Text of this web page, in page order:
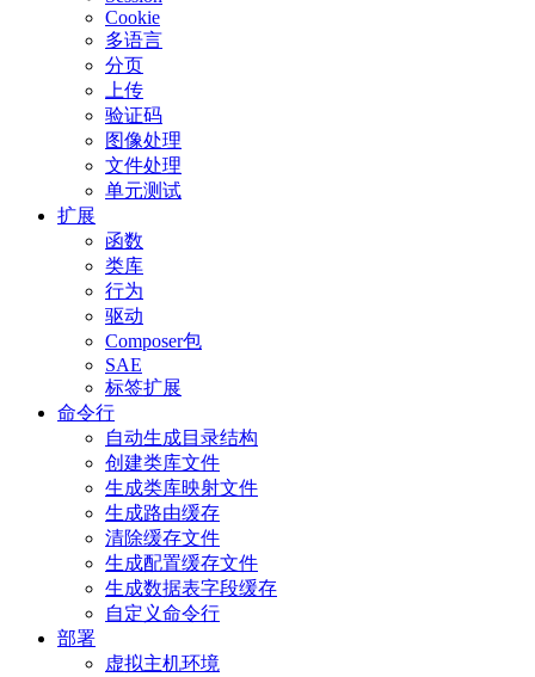
Cookie
多语言
分页
上传
验证码
图像处理
文件处理
单元测试
扩展
函数
类库
行为
驱动
Composer包
SAE
标签扩展
命令行
自动生成目录结构
创建类库文件
生成类库映射文件
生成路由缓存
清除缓存文件
生成配置缓存文件
生成数据表字段缓存
自定义命令行
部署
虚拟主机环境